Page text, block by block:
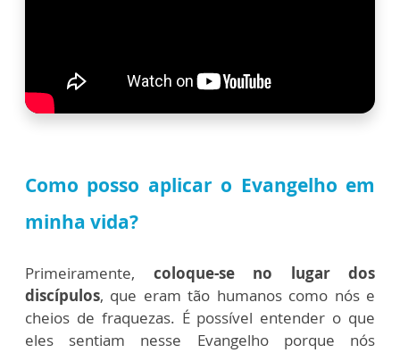
Como posso aplicar o Evangelho em
minha vida?
Primeiramente, coloque-se no lugar dos
discípulos, que eram tão humanos como nós e
cheios de fraquezas. É possível entender o que
eles sentiam nesse Evangelho porque nós